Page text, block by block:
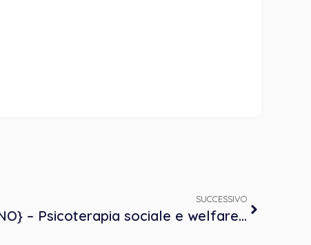
SUCCESSIVO
{Evento FAD ASINCRONO} – Psicoterapia sociale e welfare partecipativo – 6 crediti ECM